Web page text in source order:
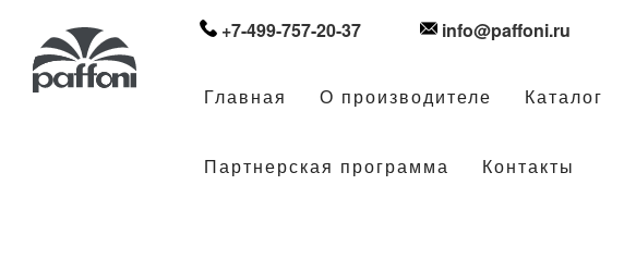
+7-499-757-20-37 info@paffoni.ru
Главная О производителе Каталог
Партнерская программа Контакты